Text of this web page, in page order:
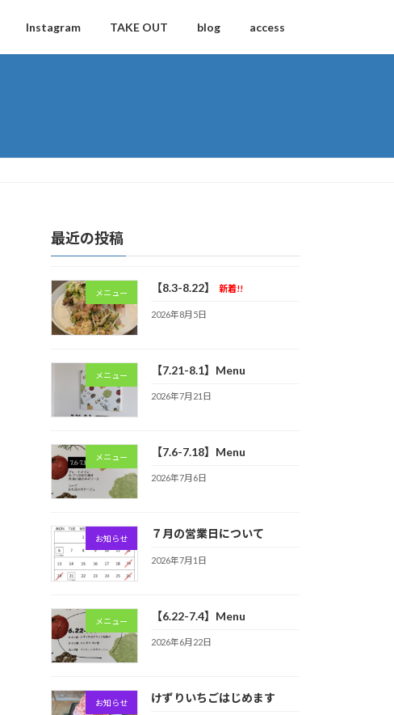
Instagram TAKE OUT blog access
最近の投稿
メニュー 【8.3-8.22】 新着!!
2026年8月5日
メニュー 【7.21-8.1】Menu
2026年7月21日
メニュー 【7.6-7.18】Menu
2026年7月6日
お知らせ ７月の営業日について
2026年7月1日
メニュー 【6.22-7.4】Menu
2026年6月22日
お知らせ けずりいちごはじめます